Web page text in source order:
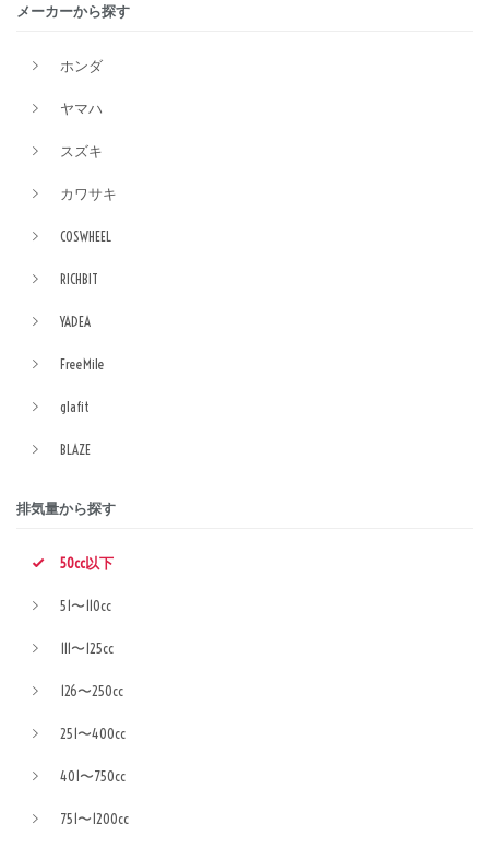
メーカーから探す
ホンダ
ヤマハ
スズキ
カワサキ
COSWHEEL
RICHBIT
YADEA
FreeMile
glafit
BLAZE
排気量から探す
50cc以下
51〜110cc
111〜125cc
126〜250cc
251〜400cc
401〜750cc
751〜1200cc